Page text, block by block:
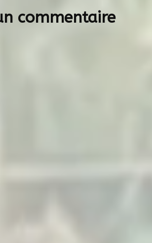
commentaire